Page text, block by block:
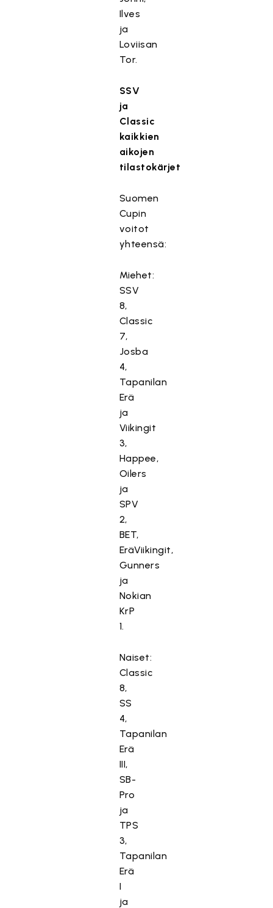
Ilves
ja
Loviisan
Tor.
SSV
ja
Classic
kaikkien
aikojen
tilastokärjet
Suomen
Cupin
voitot
yhteensä:
Miehet:
SSV
8,
Classic
7,
Josba
4,
Tapanilan
Erä
ja
Viikingit
3,
Happee,
Oilers
ja
SPV
2,
BET,
EräViikingit,
Gunners
ja
Nokian
KrP
1.
Naiset:
Classic
8,
SS
4,
Tapanilan
Erä
III,
SB-
Pro
ja
TPS
3,
Tapanilan
Erä
I
ja